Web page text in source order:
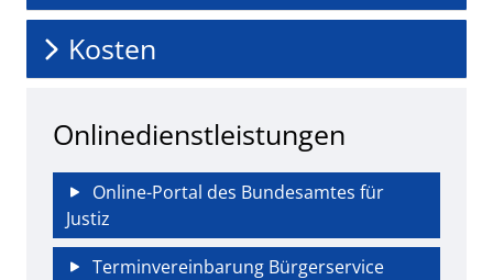
Kosten
Onlinedienstleistungen
Online-Portal des Bundesamtes für
Justiz
Terminvereinbarung Bürgerservice